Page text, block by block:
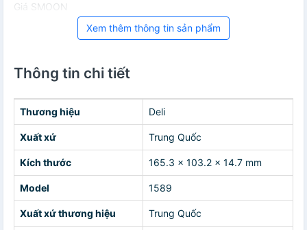
Giá SMOON
Xem thêm thông tin sản phẩm
Thông tin chi tiết
Thương hiệu Deli
Xuất xứ Trung Quốc
Kích thước 165.3 x 103.2 x 14.7 mm
Model 1589
Xuất xứ thương hiệu Trung Quốc